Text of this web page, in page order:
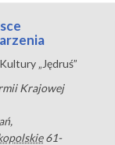
„Jędruś”
Krajowej
,
61-